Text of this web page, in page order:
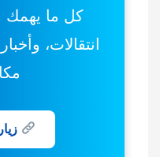
كل ما يهمك
انتقالات،